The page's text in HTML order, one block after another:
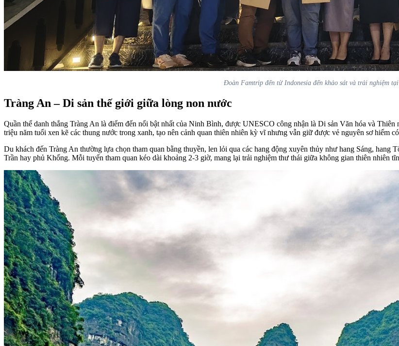
Đoàn Famtrip đến từ Indonesia đến khảo sát và trải nghiệm
Tràng An – Di sản thế giới giữa lòng non nước
Quần thể danh thắng Tràng An là điểm đến nổi bật nhất của Ninh Bình, được UNESCO công nhận là Di sản Văn hóa và
triệu năm tuổi xen kẽ các thung nước trong xanh, tạo nên cảnh quan thiên nhiên kỳ vĩ nhưng vẫn giữ được vẻ nguyên sơ hiếm
Du khách đến Tràng An thường lựa chọn tham quan bằng thuyền, len lỏi qua các hang động xuyên thủy như hang Sáng,
Trần hay phủ Khống. Mỗi tuyến tham quan kéo dài khoảng 2-3 giờ, mang lại trải nghiệm thư thái giữa không gian thiên nhiên